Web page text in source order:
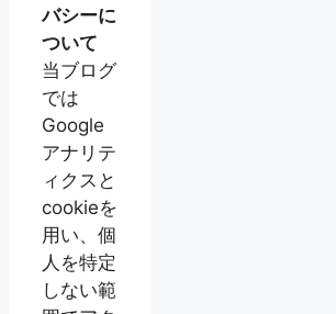
バシーに
ついて
当ブログ
では
Google
アナリテ
ィクスと
cookieを
用い、個
人を特定
しない範